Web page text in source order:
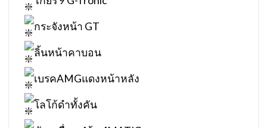
กระจังหน้า GT
ลิ้นหน้าคาบอน
เบรคAMGแดงหน้าหลัง
โลโก้ดำทั้งคัน